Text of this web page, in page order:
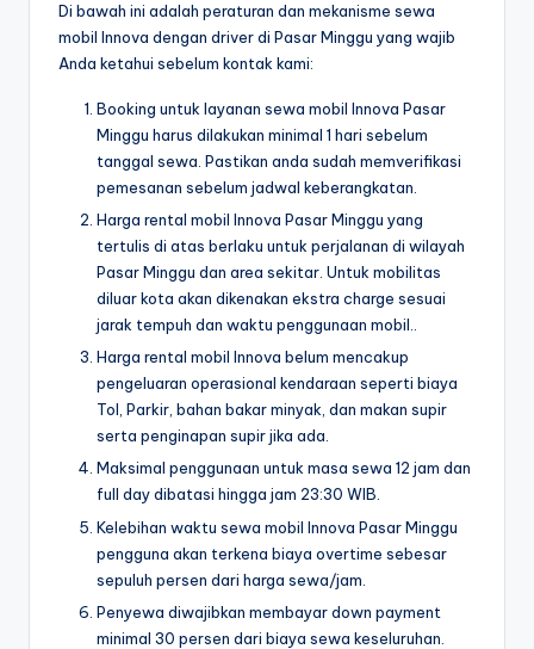
Di bawah ini adalah peraturan dan mekanisme sewa
mobil Innova dengan driver di Pasar Minggu yang wajib
Anda ketahui sebelum kontak kami:
Booking untuk layanan sewa mobil Innova Pasar
Minggu harus dilakukan minimal 1 hari sebelum
tanggal sewa. Pastikan anda sudah memverifikasi
pemesanan sebelum jadwal keberangkatan.
Harga rental mobil Innova Pasar Minggu yang
tertulis di atas berlaku untuk perjalanan di wilayah
Pasar Minggu dan area sekitar. Untuk mobilitas
diluar kota akan dikenakan ekstra charge sesuai
jarak tempuh dan waktu penggunaan mobil..
Harga rental mobil Innova belum mencakup
pengeluaran operasional kendaraan seperti biaya
Tol, Parkir, bahan bakar minyak, dan makan supir
serta penginapan supir jika ada.
Maksimal penggunaan untuk masa sewa 12 jam dan
full day dibatasi hingga jam 23:30 WIB.
Kelebihan waktu sewa mobil Innova Pasar Minggu
pengguna akan terkena biaya overtime sebesar
sepuluh persen dari harga sewa/jam.
Penyewa diwajibkan membayar down payment
minimal 30 persen dari biaya sewa keseluruhan.